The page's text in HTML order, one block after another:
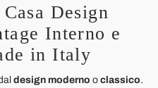
Design
Interno e
in Italy
design moderno o classico.